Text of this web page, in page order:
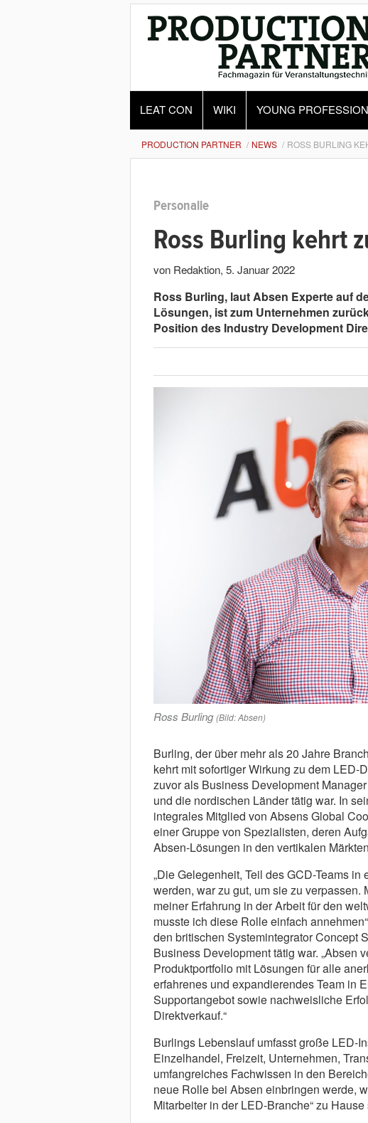
LEAT CON WIKI YOUNG
PRODUCTION PARTNER NEWS ROSS BURLING
Personalie
Ross Burling kehrt
von Redaktion, 5. Januar 2022
Ross Burling, laut Absen Experte auf
Lösungen, ist zum Unternehmen
Position des Industry Development
Ross Burling (Bild: Absen)
Burling, der über mehr als 20 Jahre
kehrt mit sofortiger Wirkung zu dem
zuvor als Business Development
und die nordischen Länder tätig war. In
integrales Mitglied von Absens Global
einer Gruppe von Spezialisten, deren
Absen-Lösungen in den vertikalen
„Die Gelegenheit, Teil des GCD-Teams
werden, war zu gut, um sie zu verpassen.
meiner Erfahrung in der Arbeit für den
musste ich diese Rolle einfach
den britischen Systemintegrator Concept
Business Development tätig war. „Absen
Produktportfolio mit Lösungen für alle
erfahrenes und expandierendes Team in
Supportangebot sowie nachweisliche
Direktverkauf.“
Burlings Lebenslauf umfasst große LED-
Einzelhandel, Freizeit, Unternehmen,
umfangreiches Fachwissen in den
neue Rolle bei Absen einbringen werde,
Mitarbeiter in der LED-Branche“ zu Hause